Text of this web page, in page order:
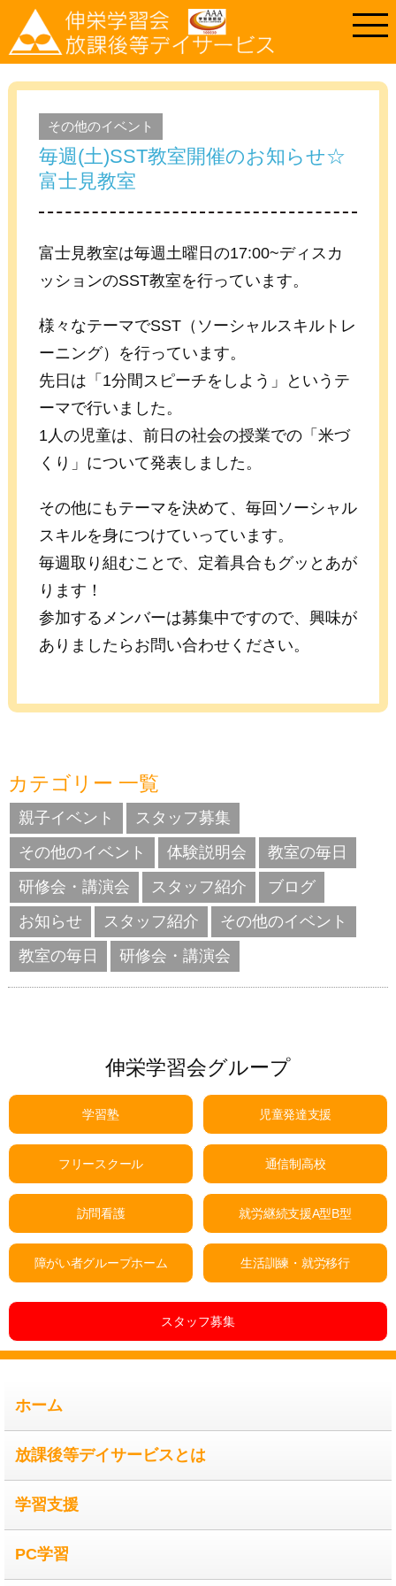
その他のイベント
毎週(土)SST教室開催のお知らせ☆
富士見教室
富士見教室は毎週土曜日の17:00~ディスカ
ッションのSST教室を行っています。
様々なテーマでSST（ソーシャルスキルトレ
ーニング）を行っています。
先日は「1分間スピーチをしよう」というテ
ーマで行いました。
1人の児童は、前日の社会の授業での「米づ
くり」について発表しました。
その他にもテーマを決めて、毎回ソーシャル
スキルを身につけていっています。
毎週取り組むことで、定着具合もグッとあが
ります！
参加するメンバーは募集中ですので、興味が
ありましたらお問い合わせください。
カテゴリー 一覧
親子イベント
スタッフ募集
その他のイベント
体験説明会
教室の毎日
研修会・講演会
スタッフ紹介
ブログ
お知らせ
スタッフ紹介
その他のイベント
教室の毎日
研修会・講演会
伸栄学習会グループ
学習塾 児童発達支援
フリースクール 通信制高校
訪問看護 就労継続支援A型B型
障がい者グループホーム 生活訓練・就労移行
スタッフ募集
ホーム
放課後等デイサービスとは
学習支援
PC学習